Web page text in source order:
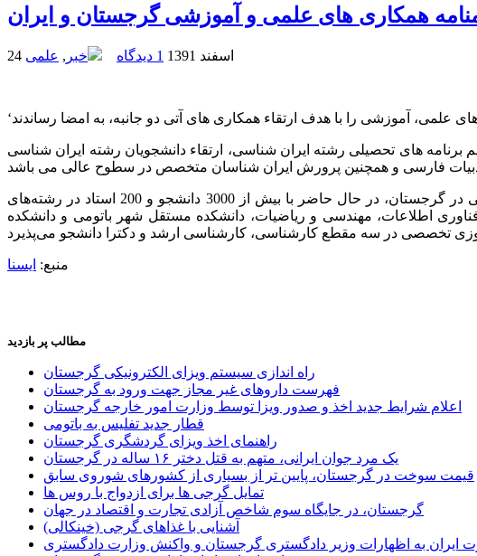
همکاری های علمی و آموزشی گرجستان و ایران
24 اسفند 1391 1 دیدگاه خبر , علمی
های تحصیلی رشته ایران شناسی، ارتقاء دانشجویان رشته ایران شناسی
دانشگاه گرجستان در سال 2004 میلادی در شهر تفلیس تاسیس شده است. این دانشگاه به عنوان بزرگترین دانشگاه خصوصی در گرجستان، در حال حاضر با بیش از 3000 دانشجو و 200 استاد در رشته‌های
اطلاعات، مهندسی و ریاضیات، دانشکده مستقل شهر باتومی و دانشکده
منبع: ایسنا
مطالب پر بازدید
راه اندازی سیستم ویزای الکترونیکی گرجستان
فهرست داروهای غیر مجاز جهت ورود به گرجستان
اعلام شرایط جدید اخذ و صدور ویزا توسط وزارت امور خارجه گرجستان
قطار جدید تفلیس به باتومی
راهنمای اخذ ویزای گردشگری گرجستان
یک مرد جوان ایرانی، متهم به قتل دختر ۱۶ ساله در گرجستان
قیمت سوخت در گرجستان، پایین تر از بسیاری از کشورهای شوروی سابق
تمایل گرجی ها برای ازدواج با روس ها
گرجستان، در جایگاه سوم شاخص آزادی تجارت و اقتصاد در جهان
آشنایی با غذاهای گرجی (خینکالی)
ایران به اظهارات وزیر دادگستری گرجستان و واکنش وزارت دادگستری